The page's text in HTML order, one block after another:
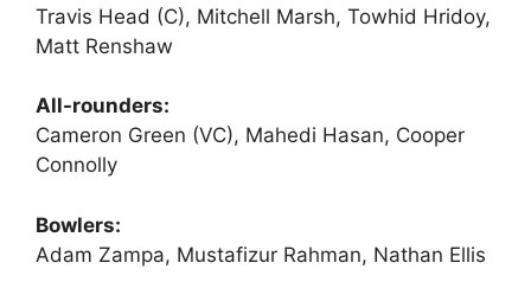
Travis Head (C), Mitchell Marsh, Towhid Hridoy,
Matt Renshaw
All-rounders:
Cameron Green (VC), Mahedi Hasan, Cooper
Connolly
Bowlers:
Adam Zampa, Mustafizur Rahman, Nathan Ellis